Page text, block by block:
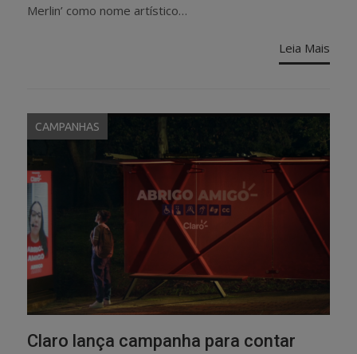
Merlin’ como nome artístico…
Leia Mais
CAMPANHAS
Claro lança campanha para contar